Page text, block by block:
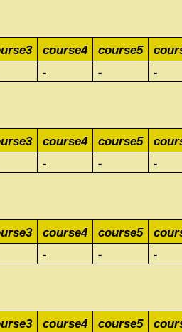
course4 course5
- - -
course4 course5
- - -
course4 course5
- - -
course4 course5